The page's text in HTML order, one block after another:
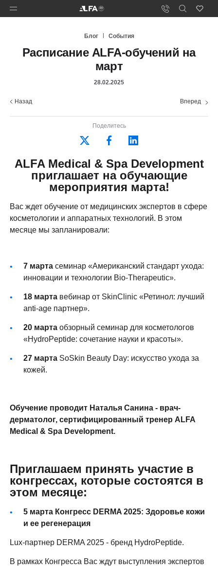
Блог События
Расписание ALFA-обучений на
март
28.02.2025
Назад Вперед
Поделитесь
ALFA Medical & Spa Development
приглашает на обучающие
мероприятия марта!
Вас ждет обучение от медицинских экспертов в сфере
косметологии и аппаратных технологий. В этом
месяце мы запланировали:
7 марта семинар «Американский стандарт ухода:
инновации и технологии Bio-Therapeutic».
18 марта вебинар от SkinClinic «Ретинол: лучший
anti-age партнер».
20 марта обзорный семинар для косметологов
«HydroPeptide: сочетание науки и красоты».
27 марта SoSkin Beauty Day: искусство ухода за
кожей.
Обучение проводит Наталья Санина - врач-
дерматолог, сертифицированный тренер ALFA
Medical & Spa Development.
Приглашаем принять участие в
конгрессах, которые состоятся в
этом месяце:
5 марта Конгресс DERMA 2025: Здоровье кожи
и ее регенерация
Lux-партнер DERMA 2025 - бренд HydroPeptide.
В рамках Конгресса Вас ждут выступления экспертов